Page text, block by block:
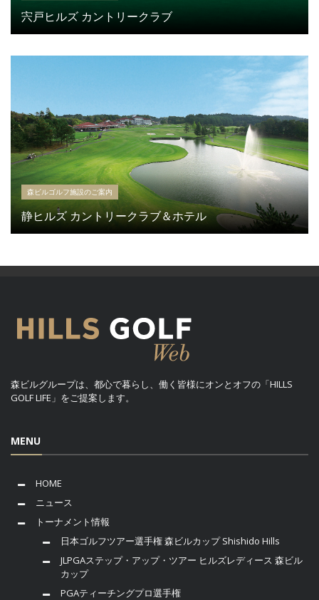
宍戸ヒルズ カントリークラブ
森ビルゴルフ施設のご案内
静ヒルズ カントリークラブ＆ホテル
森ビルグループは、都心で暮らし、働く皆様にオンとオフの「HILLS
GOLF LIFE」をご提案します。
MENU
HOME
ニュース
トーナメント情報
日本ゴルフツアー選手権 森ビルカップ Shishido Hills
JLPGAステップ・アップ・ツアー ヒルズレディース 森ビル
カップ
PGAティーチングプロ選手権